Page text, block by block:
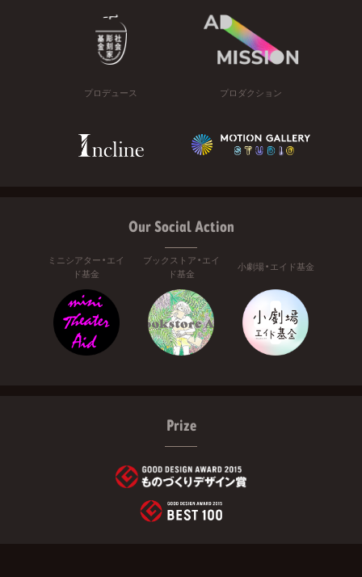
プロデュース プロダクション
Our Social Action
ミニシアター・エイ
ド基金
ブックストア・エイ
ド基金
小劇場・エイド基金
Prize